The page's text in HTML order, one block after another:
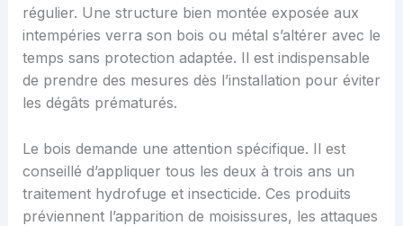
régulier. Une structure bien montée exposée aux
intempéries verra son bois ou métal s’altérer avec le
temps sans protection adaptée. Il est indispensable
de prendre des mesures dès l’installation pour éviter
les dégâts prématurés.
Le bois demande une attention spécifique. Il est
conseillé d’appliquer tous les deux à trois ans un
traitement hydrofuge et insecticide. Ces produits
préviennent l’apparition de moisissures, les attaques